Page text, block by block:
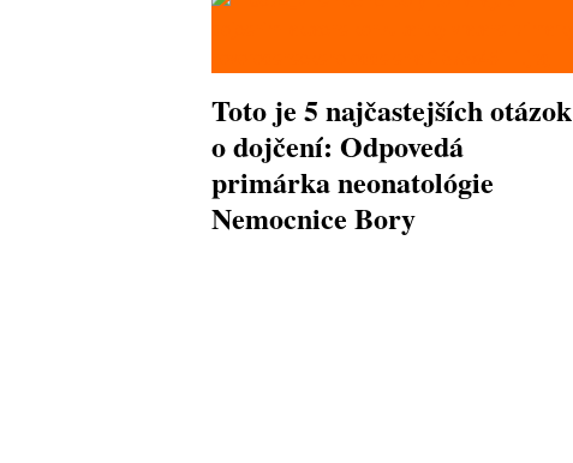
Toto je 5 najčastejších otázok
o dojčení: Odpovedá
primárka neonatológie
Nemocnice Bory